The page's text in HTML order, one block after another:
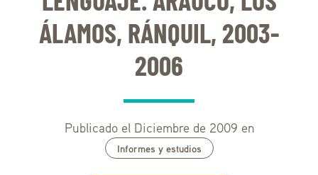
ÁLAMOS, RÁNQUIL, 2003-
2006
Publicado el Diciembre de 2009 en
Informes y estudios